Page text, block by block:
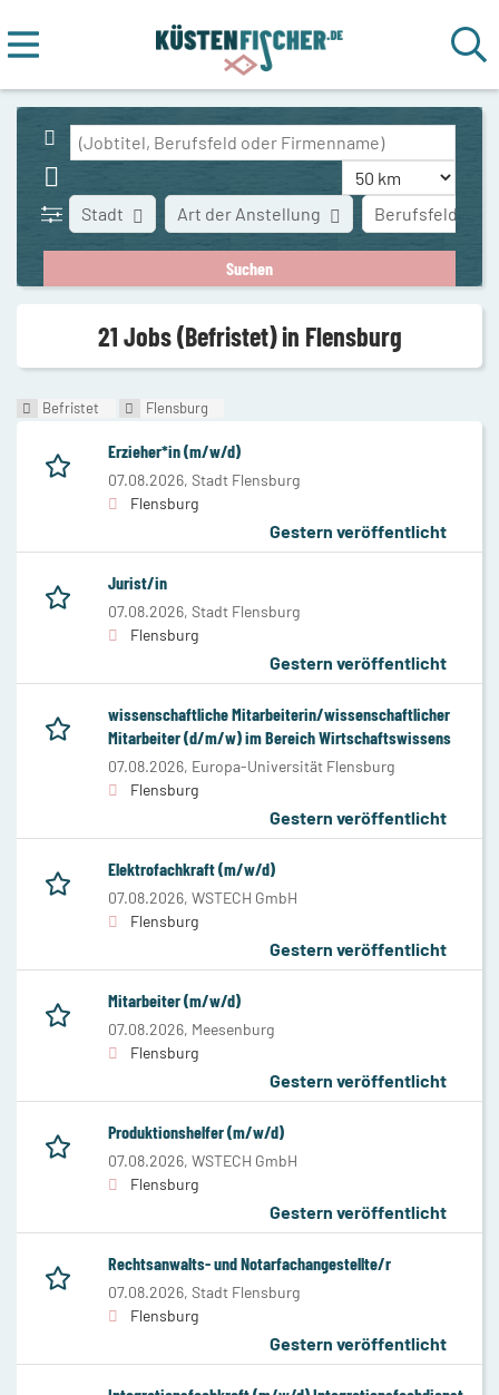
Stadt Art der Anstellung Berufsfeld
21 Jobs (Befristet) in Flensburg
Befristet Flensburg
Erzieher*in (m/w/d)
07.08.2026, Stadt Flensburg
Flensburg
Gestern veröffentlicht
Jurist/in
07.08.2026, Stadt Flensburg
Flensburg
Gestern veröffentlicht
wissenschaftliche Mitarbeiterin/wissenschaftlicher
Mitarbeiter (d/m/w) im Bereich Wirtschaftswissens
07.08.2026, Europa-Universität Flensburg
Flensburg
Gestern veröffentlicht
Elektrofachkraft (m/w/d)
07.08.2026, WSTECH GmbH
Flensburg
Gestern veröffentlicht
Mitarbeiter (m/w/d)
07.08.2026, Meesenburg
Flensburg
Gestern veröffentlicht
Produktionshelfer (m/w/d)
07.08.2026, WSTECH GmbH
Flensburg
Gestern veröffentlicht
Rechtsanwalts- und Notarfachangestellte/r
07.08.2026, Stadt Flensburg
Flensburg
Gestern veröffentlicht